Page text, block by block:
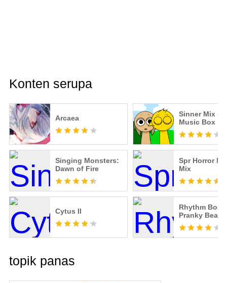
Konten serupa
Arcaea
Sinner Mix -
Music Box
Singing Monsters:
Dawn of Fire
Spr Horror
Mix
Cytus II
Rhythm Box:
Pranky Beat
topik panas